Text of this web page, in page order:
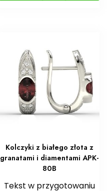
Kolczyki z białego złota z
granatami i diamentami APK-
80B
Tekst w przygotowaniu